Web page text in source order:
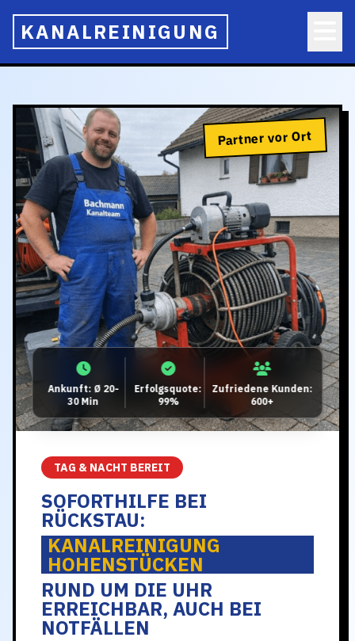
KANALREINIGUNG
Partner vor Ort
Ankunft: Ø 20-
30 Min
Erfolgsquote:
99%
Zufriedene Kunden:
600+
TAG & NACHT BEREIT
SOFORTHILFE BEI
RÜCKSTAU:
KANALREINIGUNG
HOHENSTÜCKEN
RUND UM DIE UHR
ERREICHBAR, AUCH BEI
NOTFÄLLEN